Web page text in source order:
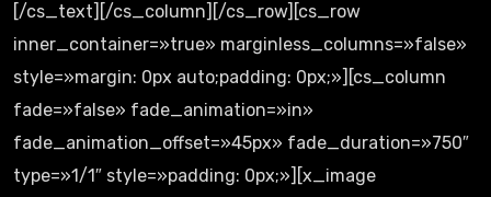
[/cs_text][/cs_column][/cs_row][cs_row
inner_container=»true» marginless_columns=»false»
style=»margin: 0px auto;padding: 0px;»][cs_column
fade=»false» fade_animation=»in»
fade_animation_offset=»45px» fade_duration=»750″
type=»1/1″ style=»padding: 0px;»][x_image